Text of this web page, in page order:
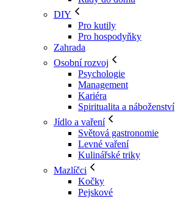
DIY
Pro kutily
Pro hospodyňky
Zahrada
Osobní rozvoj
Psychologie
Management
Kariéra
Spiritualita a náboženství
Jídlo a vaření
Světová gastronomie
Levné vaření
Kulinářské triky
Mazlíčci
Kočky
Pejskové